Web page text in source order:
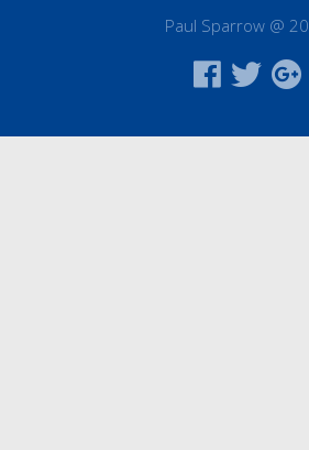
Paul Sparrow @